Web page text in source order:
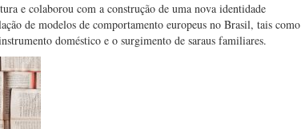
e colaborou com a construção de uma nova identidade
de modelos de comportamento europeus no Brasil, tais como
doméstico e o surgimento de saraus familiares.